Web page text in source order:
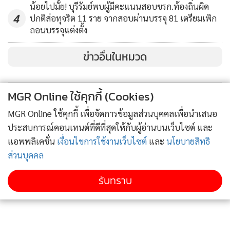
4
น้อยไปมั้ย! บุรีรัมย์พบผู้มีคะแนนสอบขรก.ท้องถิ่นผิด
ปกติส่อทุจริต 11 ราย จากสอบผ่านบรรจุ 81 เตรียมเพิก
ถอนบรรจุแต่งตั้ง
ข่าวอื่นในหมวด
MGR Online ใช้คุกกี้ (Cookies)
MGR Online ใช้คุกกี้ เพื่อจัดการข้อมูลส่วนบุคคลเพื่อนำเสนอ
ประสบการณ์คอนเทนต์ที่ดีที่สุดให้กับผู้อ่านบนเว็บไซต์ และ
แอพพลิเคชั่น เงื่อนไขการใช้งานเว็บไซต์ และ นโยบายสิทธิ
ส่วนบุคคล
รับทราบ